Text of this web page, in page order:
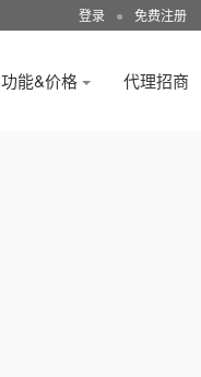
登录 ● 免费注册
功能&价格 代理招商